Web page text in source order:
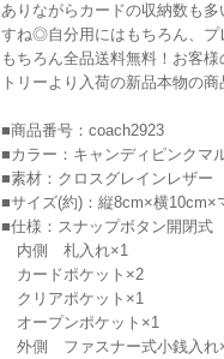
ありながらカードの収納数も
すね◎自分用にはもちろん、プ
もちろん全品送料無料！お客
トリーより入荷の新品本物の
■商品番号：coach2923
■カラー：キャンディピンクマ
■素材：クロスグレインレザー
■サイズ(約)：縦8cm×横10cm×
■仕様：スナップボタン開閉式
内側 札入れ×1
カードポケット×2
クリアポケット×1
オープンポケット×1
外側 ファスナー式小銭入れ